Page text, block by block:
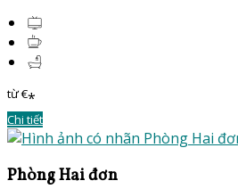
từ€*
Chi tiết
Phòng Hai đơn